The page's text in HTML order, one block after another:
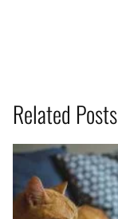
Related Posts